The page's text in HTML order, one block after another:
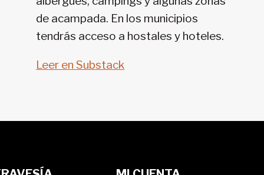
de acampada. En los municipios
tendrás acceso a hostales y hoteles.
Leer en Substack